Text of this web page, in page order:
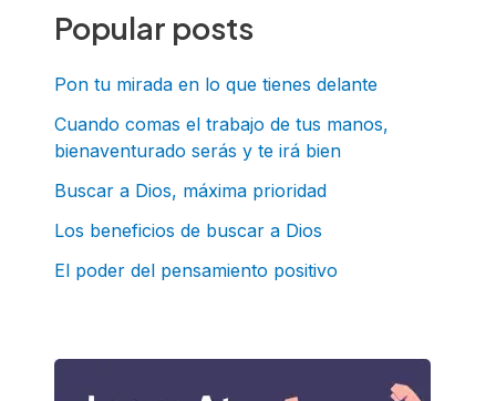
c
r
p
o
r
:
Popular posts
Pon tu mirada en lo que tienes delante
Cuando comas el trabajo de tus manos,
bienaventurado serás y te irá bien
Buscar a Dios, máxima prioridad
Los beneficios de buscar a Dios
El poder del pensamiento positivo